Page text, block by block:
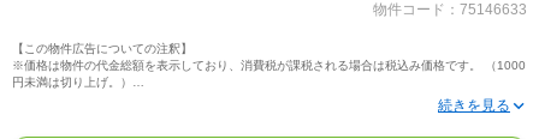
物件コード：75146633
【この物件広告についての注釈】
※価格は物件の代金総額を表示しており、消費税が課税される場合は税込み価格です。 （1000
円未満は切り上げ。）
※写真に写っている、またはパース（絵）や間取り図に描かれている家具や車などは、特にコ